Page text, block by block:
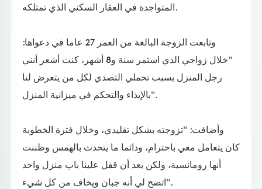
المتواجدة في العقار السكني الذي تمتلكه.
وتابعت الزوجة البالغة من العمر 27 عاما في دعواها:
"خلال زواجي الذي استمر سنة و8 أشهر، كنت أشعر أنني
رجل المنزل بسبب تحملي التصدي لكل من يتعرض لنا
بالإيذاء والتحكم في ميزانية المنزل".
وأضافت: "تزوجته بشكل تقليدي، وخلال فترة الخطوبة
كان يتعامل معي باحترام، ودائما ما يتحدث بالهمس وظننت
أنها رومانسية، ولكن بعد أن قفل علينا باب منزل واحد
اتضح لي أنه جبان ويخاف من كل شيء".